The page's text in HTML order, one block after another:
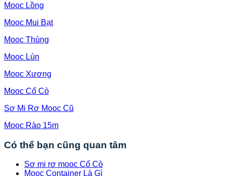
Mooc Lồng
Mooc Mui Bạt
Mooc Thùng
Mooc Lùn
Mooc Xương
Mooc Cổ Cò
Sơ Mi Rơ Mooc Cũ
Mooc Rào 15m
Có thể bạn cũng quan tâm
Sơ mi rơ mooc Cổ Cò
Mooc Container Là Gì